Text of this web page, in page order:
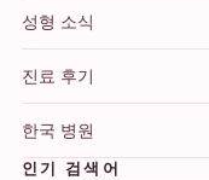
성형 소식
진료 후기
한국 병원
인기 검색어